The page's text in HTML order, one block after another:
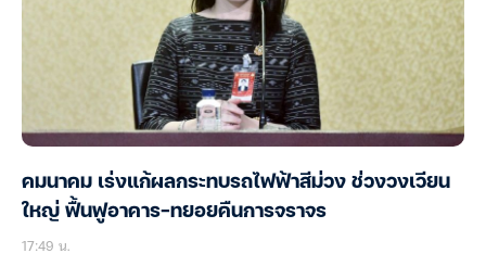
คมนาคม เร่งแก้ผลกระทบรถไฟฟ้าสีม่วง ช่วงวงเวียน
ใหญ่ ฟื้นฟูอาคาร-ทยอยคืนการจราจร
17:49 น.